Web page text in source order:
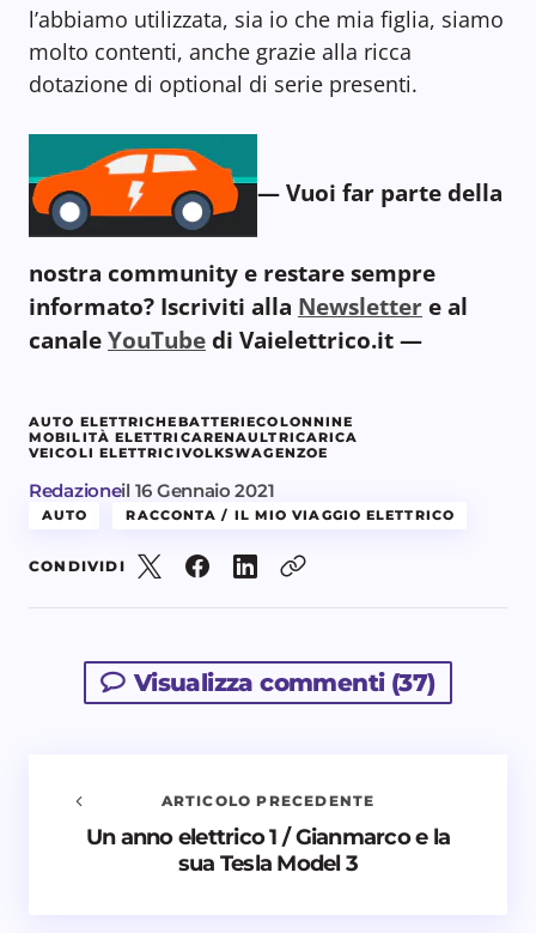
l’abbiamo utilizzata, sia io che mia figlia, siamo
molto contenti, anche grazie alla ricca
dotazione di optional di serie presenti.
— Vuoi far parte della
nostra community e restare sempre
informato? Iscriviti alla Newsletter e al
canale YouTube di Vaielettrico.it —
AUTO ELETTRICHEBATTERIECOLONNINE
MOBILITÀ ELETTRICARENAULTRICARICA
VEICOLI ELETTRICIVOLKSWAGENZOE
Redazioneil 16 Gennaio 2021
AUTO RACCONTA / IL MIO VIAGGIO ELETTRICO
CONDIVIDI
Visualizza commenti (37)
Avvisami quando vengono aggiunti nuovi
ARTICOLO PRECEDENTE
Un anno elettrico 1 / Gianmarco e la
sua Tesla Model 3